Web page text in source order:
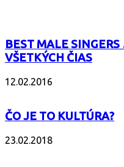
BEST MALE
VŠETKÝCH ČIAS
12.02.2016
ČO JE TO KULTÚRA?
23.02.2018